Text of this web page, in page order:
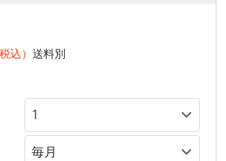
税込） 送料別